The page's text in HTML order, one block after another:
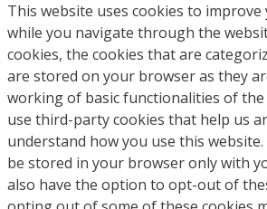
This website uses cookies to improve
while you navigate through the
cookies, the cookies that are
are stored on your browser as they
working of basic functionalities of the
use third-party cookies that help us
understand how you use this
be stored in your browser only with
also have the option to opt-out of